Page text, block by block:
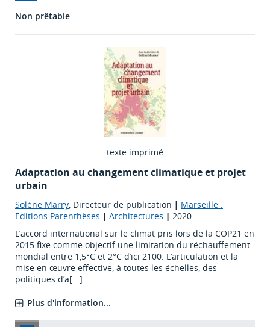
Non prêtable
texte imprimé
Adaptation au changement climatique et projet
urbain
Solène Marry, Directeur de publication | Marseille :
Editions Parenthèses | Architectures | 2020
L’accord international sur le climat pris lors de la COP21 en
2015 fixe comme objectif une limitation du réchauffement
mondial entre 1,5°C et 2°C d’ici 2100. L’articulation et la
mise en œuvre effective, à toutes les échelles, des
politiques d’a[...]
Plus d'information...